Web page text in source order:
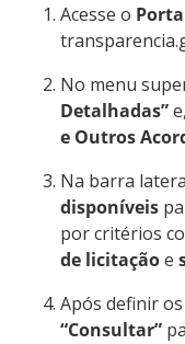
Acesse o
No menu
Detalhadas”
e Outros
Na barra
disponíveis
por critérios
de licitaçãoe
Após definir
“Consultar”